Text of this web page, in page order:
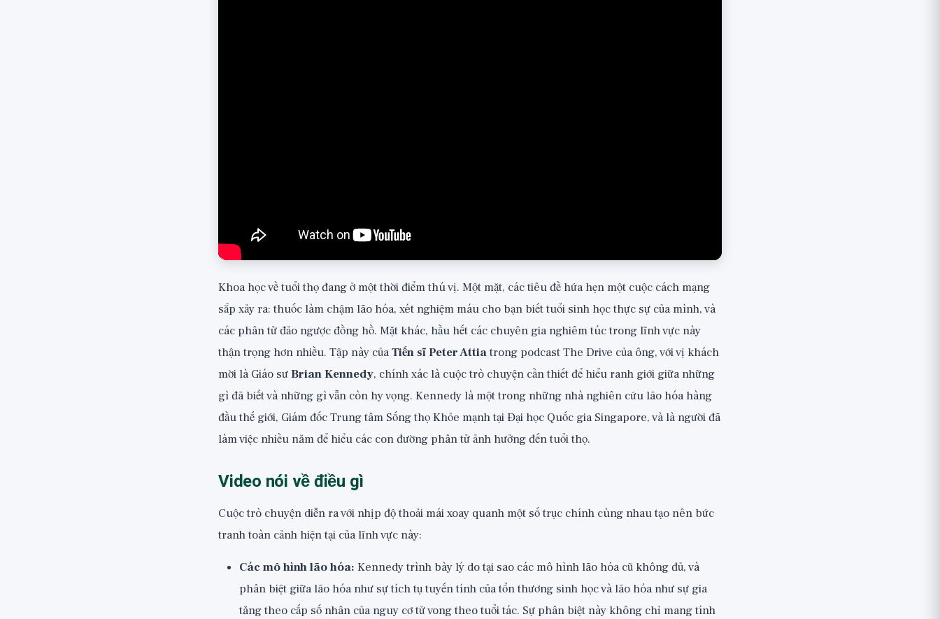
Khoa học về tuổi thọ đang ở một thời điểm thú vị. Một mặt, các tiêu đề hứa hẹn một cuộc cách mạng
sắp xảy ra: thuốc làm chậm lão hóa, xét nghiệm máu cho bạn biết tuổi sinh học thực sự của mình, và
các phân tử đảo ngược đồng hồ. Mặt khác, hầu hết các chuyên gia nghiêm túc trong lĩnh vực này
thận trọng hơn nhiều. Tập này củaTiến sĩ Peter Attiatrong podcast The Drive của ông, với vị khách
mời là Giáo sưBrian Kennedy, chính xác là cuộc trò chuyện cần thiết để hiểu ranh giới giữa những
gì đã biết và những gì vẫn còn hy vọng. Kennedy là một trong những nhà nghiên cứu lão hóa hàng
đầu thế giới, Giám đốc Trung tâm Sống thọ Khỏe mạnh tại Đại học Quốc gia Singapore, và là người đã
làm việc nhiều năm để hiểu các con đường phân tử ảnh hưởng đến tuổi thọ.
Video nói về điều gì
Cuộc trò chuyện diễn ra với nhịp độ thoải mái xoay quanh một số trục chính cùng nhau tạo nên bức
tranh toàn cảnh hiện tại của lĩnh vực này:
Các mô hình lão hóa: Kennedy trình bày lý do tại sao các mô hình lão hóa cũ không đủ, và
phân biệt giữa lão hóa như sự tích tụ tuyến tính của tổn thương sinh học và lão hóa như sự gia
tăng theo cấp số nhân của nguy cơ tử vong theo tuổi tác. Sự phân biệt này không chỉ mang tính